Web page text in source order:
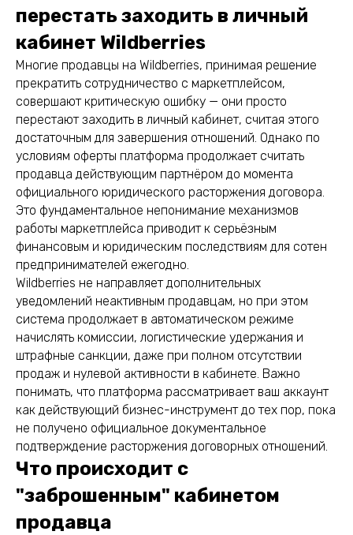
перестать заходить в личный
кабинет Wildberries
Многие продавцы на Wildberries, принимая решение
прекратить сотрудничество с маркетплейсом,
совершают критическую ошибку — они просто
перестают заходить в личный кабинет, считая этого
достаточным для завершения отношений. Однако по
условиям оферты платформа продолжает считать
продавца действующим партнёром до момента
официального юридического расторжения договора.
Это фундаментальное непонимание механизмов
работы маркетплейса приводит к серьёзным
финансовым и юридическим последствиям для сотен
предпринимателей ежегодно.
Wildberries не направляет дополнительных
уведомлений неактивным продавцам, но при этом
система продолжает в автоматическом режиме
начислять комиссии, логистические удержания и
штрафные санкции, даже при полном отсутствии
продаж и нулевой активности в кабинете. Важно
понимать, что платформа рассматривает ваш аккаунт
как действующий бизнес-инструмент до тех пор, пока
не получено официальное документальное
подтверждение расторжения договорных отношений.
Что происходит с
"заброшенным" кабинетом
продавца